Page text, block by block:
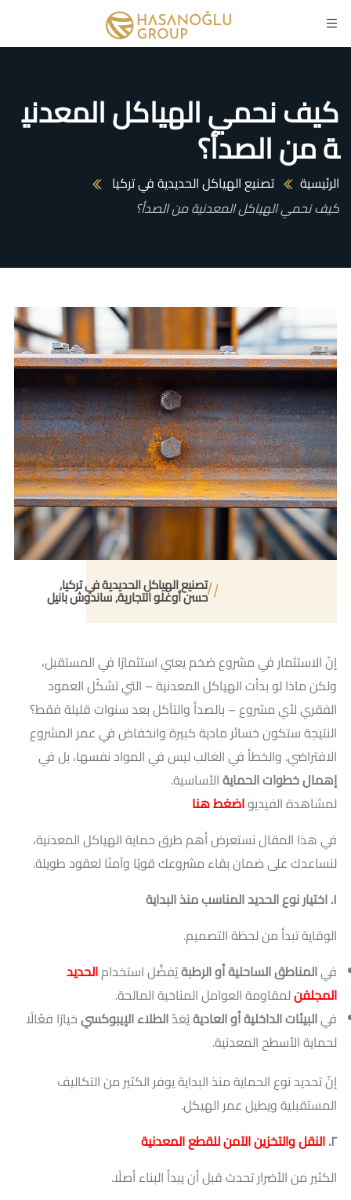
كيف نحمي الهياكل المعدني
ة من الصدأ؟
الرئيسية
تصنيع الهياكل الحديدية في تركيا
كيف نحمي الهياكل المعدنية من الصدأ؟
تصنيع الهياكل الحديدية في تركيا
حسن أوغلو التجارية ساندوش بانيل
إنّ الاستثمار في مشروع ضخم يعني استثمارًا في المستقبل،
ولكن ماذا لو بدأت الهياكل المعدنية – التي تشكّل العمود
الفقري لأي مشروع – بالصدأ والتآكل بعد سنوات قليلة فقط؟
النتيجة ستكون خسائر مادية كبيرة وانخفاض في عمر المشروع
الافتراضي. والخطأ في الغالب ليس في المواد نفسها، بل في
إهمال خطوات الحمايةالأساسية.
لمشاهدة الفيديواضغط هنا
في هذا المقال نستعرض أهم طرق حماية الهياكل المعدنية،
لنساعدك على ضمان بقاء مشروعك قويًا وآمنًا لعقود طويلة.
١. اختيار نوع الحديد المناسب منذ البداية
الوقاية تبدأ من لحظة التصميم.
فيالمناطق الساحلية أو الرطبةيُفضَّل استخدامالحديد
المجلفنلمقاومة العوامل المناخية المالحة.
فيالبيئات الداخلية أو العاديةيُعَدّالطلاء الإيبوكسيخيارًا فعّالًا
لحماية الأسطح المعدنية.
إنّ تحديد نوع الحماية منذ البداية يوفر الكثير من التكاليف
المستقبلية ويطيل عمر الهيكل.
٢.النقل والتخزين الآمن للقطع المعدنية
الكثير من الأضرار تحدث قبل أن يبدأ البناء أصلًا.